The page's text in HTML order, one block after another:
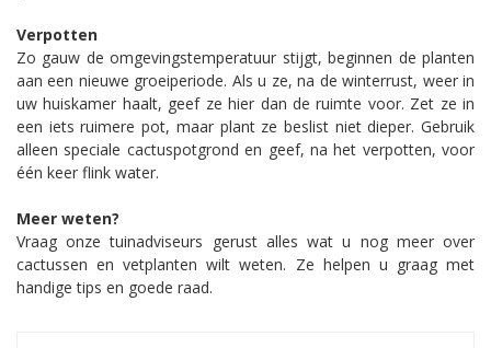
Verpotten
Zo gauw de omgevingstemperatuur stijgt, beginnen de planten
aan een nieuwe groeiperiode. Als u ze, na de winterrust, weer in
uw huiskamer haalt, geef ze hier dan de ruimte voor. Zet ze in
een iets ruimere pot, maar plant ze beslist niet dieper. Gebruik
alleen speciale cactuspotgrond en geef, na het verpotten, voor
één keer flink water.
Meer weten?
Vraag onze tuinadviseurs gerust alles wat u nog meer over
cactussen en vetplanten wilt weten. Ze helpen u graag met
handige tips en goede raad.